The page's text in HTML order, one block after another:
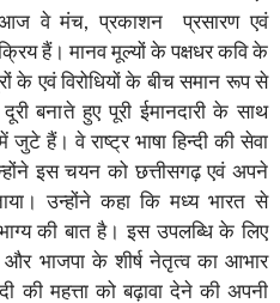
वे मंच, प्रकाशन प्रसारण एवं
हैं। मानव मूल्यों के पक्षधर कवि के
के एवं विरोधियों के बीच समान रूप से
बनाते हुए पूरी ईमानदारी के साथ
हैं। वे राष्ट्र भाषा हिन्दी की सेवा
इस चयन को छत्तीसगढ़ एवं अपने
उन्होंने कहा कि मध्य भारत से
की बात है। इस उपलब्धि के लिए
और भाजपा के शीर्ष नेतृत्व का आभार
की महत्ता को बढ़ावा देने की अपनी